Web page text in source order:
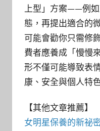
上型」方案——例如
態，再提出適合的
可能會勸你只需修
費者應養成「慢慢
形不僅可能導致表
康、安全與個人特
【其他文章推薦】
女明星保養的新祕